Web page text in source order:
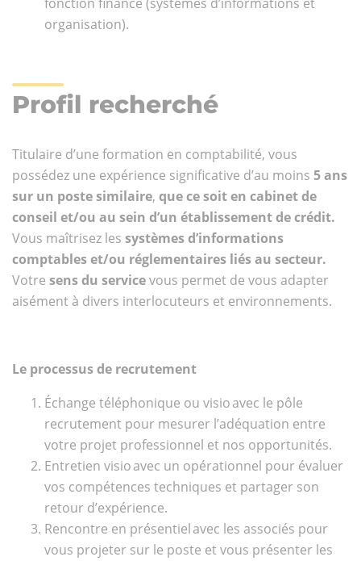
organisation).
Profil recherché
Titulaire d’une formation en comptabilité, vous
possédez une expérience significative d’au moins 5 ans
sur un poste similaire, que ce soit en cabinet de
conseil et/ou au sein d’un établissement de crédit.
Vous maîtrisez les systèmes d’informations
comptables et/ou réglementaires liés au secteur.
Votre sens du servicevous permet de vous adapter
aisément à divers interlocuteurs et environnements.
Le processus de recrutement
Échange téléphonique ou visio avec le pôle
recrutement pour mesurer l’adéquation entre
votre projet professionnel et nos opportunités.
Entretien visio avec un opérationnel pour évaluer
vos compétences techniques et partager son
retour d’expérience.
Rencontre en présentiel avec les associés pour
vous projeter sur le poste et vous présenter les